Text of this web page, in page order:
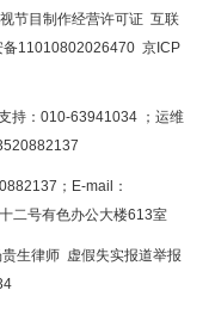
节目制作经营许可证 互联
备11010802026470 京ICP
持：010-63941034 ；运维
；E-mail：
二号有色办公大楼613室
生律师 虚假失实报道举报